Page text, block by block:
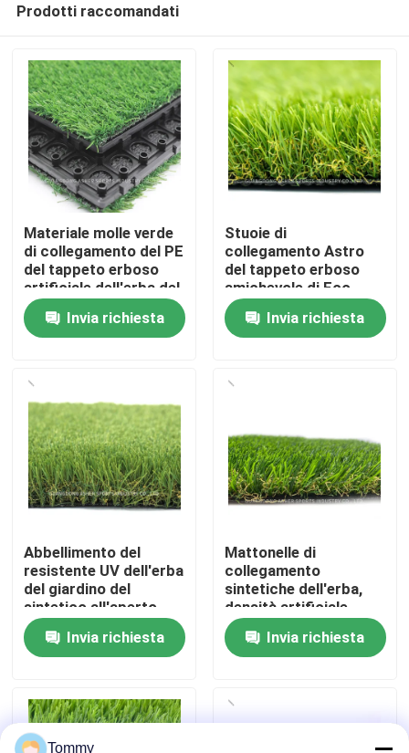
Casa.
Prodotti
Video
Visita alla fabbrica
Controllo di qualità
Contattaci
Notizie
Chiedi un preventivo
Prodotti raccomandati
Materiale molle verde
di collegamento del PE
del tappeto erboso
artificiale dell'erba del
giardino
Invia richiesta
Stuoie di
collegamento Astro
del tappeto erboso
amichevole di Eco,
calibro a 8 pollici del
tappeto dell'erba del
tappeto erboso
Invia richiesta
Abbellimento del
resistente UV dell'erba
del giardino del
sintetico all'aperto
artificiale del tappeto
erbosoInvia richiesta
Mattonelle di
collegamento
sintetiche dell'erba,
densità artificiale
dell'erba 16800 del
polietileneInvia richiesta
Tommy